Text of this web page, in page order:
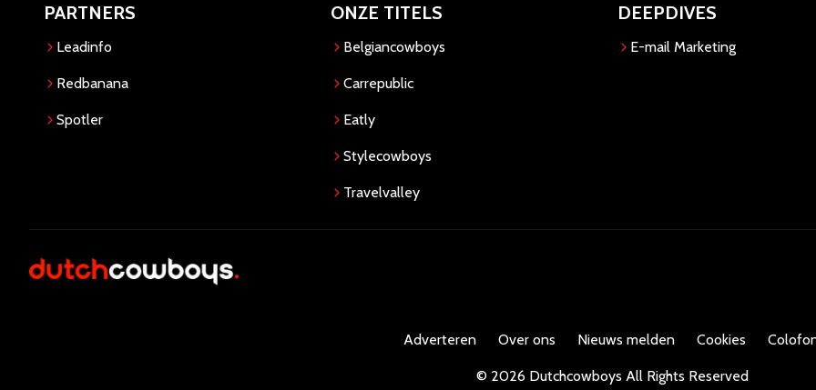
PARTNERS
Leadinfo
Redbanana
Spotler
ONZE TITELS
Belgiancowboys
Carrepublic
Eatly
Stylecowboys
Travelvalley
DEEPDIVES
E-mail Marketing
Adverteren Over ons Nieuws melden Cookies
© 2026 Dutchcowboys All Rights Reserved